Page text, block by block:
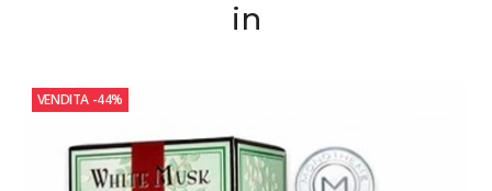
in
VENDITA -44%